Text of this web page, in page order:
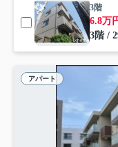
3階
6.8万
3階 /
アパート